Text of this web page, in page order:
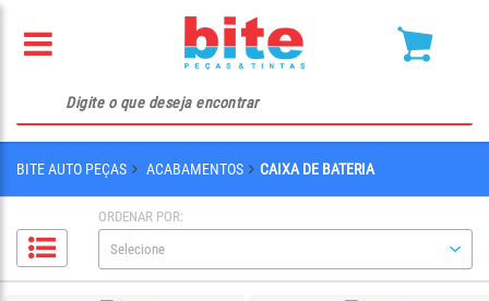
BITE AUTO PEÇAS ACABAMENTOS CAIXA DE BATERIA
ORDENAR POR: